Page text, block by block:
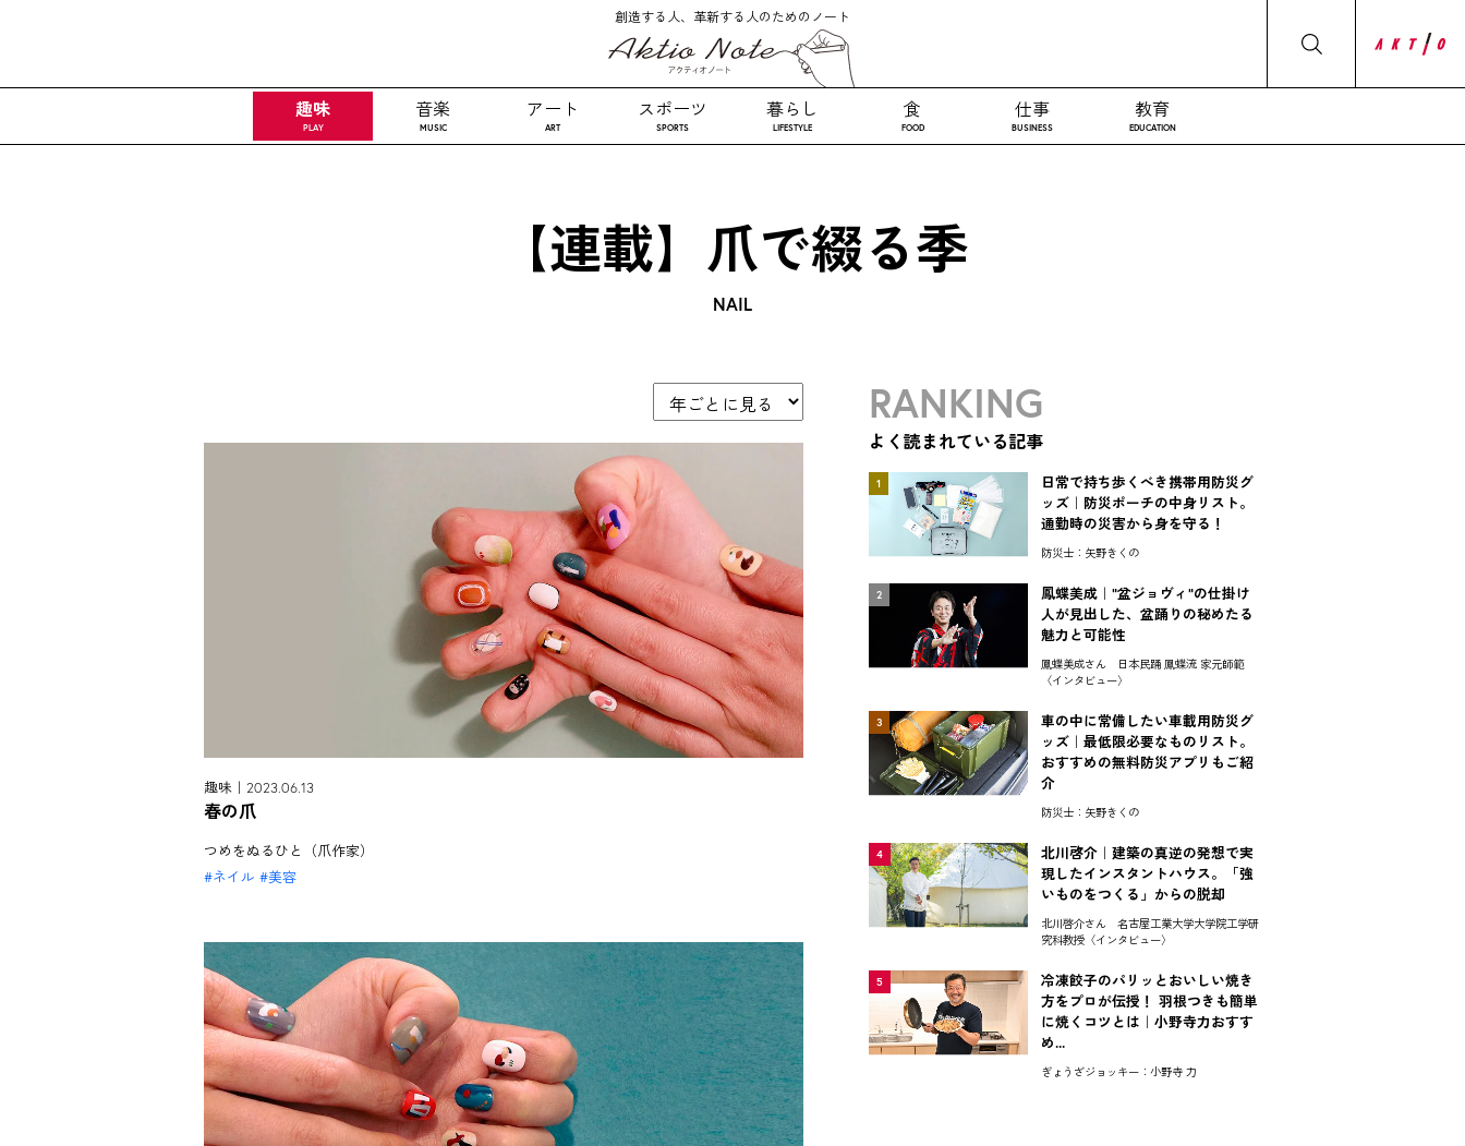
創造する人、革新する人のためのノート
趣味
PLAY
音楽
MUSIC
アート
ART
スポーツ
SPORTS
暮らし
LIFESTYLE
食
FOOD
仕事
BUSINESS
教育
EDUCATION
【連載】爪で綴る季
NAIL
趣味｜2023.06.13
春の爪
つめをぬるひと（爪作家）
ネイル 美容
RANKING
よく読まれている記事
1
日常で持ち歩くべき携帯用防災グ
ッズ｜防災ポーチの中身リスト。
通勤時の災害から身を守る！
防災士：矢野きくの
2
鳳蝶美成｜"盆ジョヴィ"の仕掛け
人が見出した、盆踊りの秘めたる
魅力と可能性
鳳蝶美成さん 日本民踊 鳳蝶流 家元師範
〈インタビュー〉
3
車の中に常備したい車載用防災グ
ッズ｜最低限必要なものリスト。
おすすめの無料防災アプリもご紹
介
防災士：矢野きくの
4
北川啓介｜建築の真逆の発想で実
現したインスタントハウス。「強
いものをつくる」からの脱却
北川啓介さん 名古屋工業大学大学院工学研
究科教授〈インタビュー〉
5
冷凍餃子のパリッとおいしい焼き
方をプロが伝授！ 羽根つきも簡単
に焼くコツとは｜小野寺力おすす
め...
ぎょうざジョッキー：小野寺 力